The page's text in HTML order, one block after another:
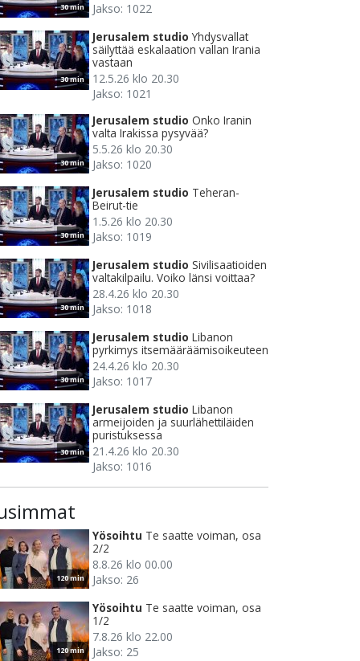
30 min
Jakso: 1022
30 min
Jerusalem studio Yhdysvallat
säilyttää eskalaation vallan Irania
vastaan
12.5.26 klo 20.30
Jakso: 1021
30 min
Jerusalem studio Onko Iranin
valta Irakissa pysyvää?
5.5.26 klo 20.30
Jakso: 1020
30 min
Jerusalem studio Teheran-
Beirut-tie
1.5.26 klo 20.30
Jakso: 1019
30 min
Jerusalem studio Sivilisaatioiden
valtakilpailu. Voiko länsi voittaa?
28.4.26 klo 20.30
Jakso: 1018
30 min
Jerusalem studio Libanon
pyrkimys itsemääräämisoikeuteen
24.4.26 klo 20.30
Jakso: 1017
30 min
Jerusalem studio Libanon
armeijoiden ja suurlähettiläiden
puristuksessa
21.4.26 klo 20.30
Jakso: 1016
120 min
Yösoihtu Te saatte voiman, osa
2/2
8.8.26 klo 00.00
Jakso: 26
120 min
Yösoihtu Te saatte voiman, osa
1/2
7.8.26 klo 22.00
Jakso: 25